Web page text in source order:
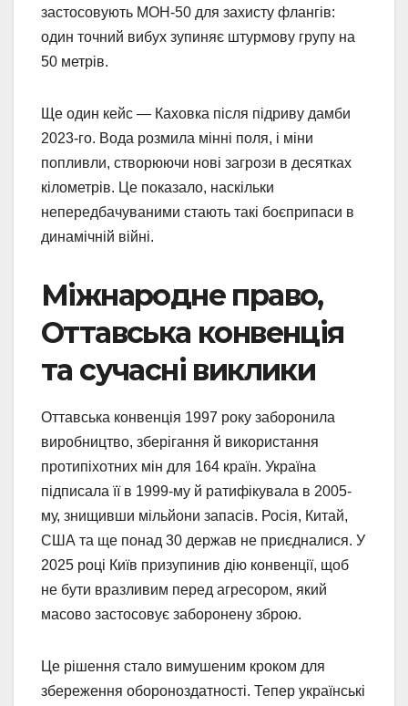
застосовують МОН-50 для захисту флангів:
один точний вибух зупиняє штурмову групу на
50 метрів.
Ще один кейс — Каховка після підриву дамби
2023-го. Вода розмила мінні поля, і міни
попливли, створюючи нові загрози в десятках
кілометрів. Це показало, наскільки
непередбачуваними стають такі боєприпаси в
динамічній війні.
Міжнародне право,
Оттавська конвенція
та сучасні виклики
Оттавська конвенція 1997 року заборонила
виробництво, зберігання й використання
протипіхотних мін для 164 країн. Україна
підписала її в 1999-му й ратифікувала в 2005-
му, знищивши мільйони запасів. Росія, Китай,
США та ще понад 30 держав не приєдналися. У
2025 році Київ призупинив дію конвенції, щоб
не бути вразливим перед агресором, який
масово застосовує заборонену зброю.
Це рішення стало вимушеним кроком для
збереження обороноздатності. Тепер українські